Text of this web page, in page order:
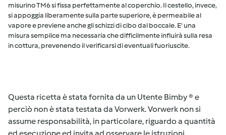
misurino TM6 si fissa perfettamente al coperchio. Il cestello, invece,
si appoggia liberamente sulla parte superiore, è permeabile al
vapore e previene anche gli schizzi di cibo dal boccale. E' una
misura semplice ma necessaria che difficilmente influirà sulla resa
in cottura, prevenendo il verificarsi di eventuali fuoriuscite.
Questa ricetta è stata fornita da un Utente Bimby ® e
perciò non è stata testata da Vorwerk. Vorwerk non si
assume responsabilità, in particolare, riguardo a quantità
ed esecuzione ed invita ad osservare le istruzioni